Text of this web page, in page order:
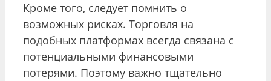
Кроме того, следует помнить о
возможных рисках. Торговля на
подобных платформах всегда связана с
потенциальными финансовыми
потерями. Поэтому важно тщательно